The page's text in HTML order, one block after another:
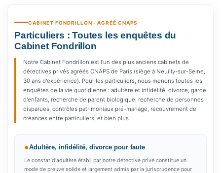
o
k
I
CABINET FONDRILLON · AGRÉÉ CNAPS
Particuliers : Toutes les enquêtes du
Cabinet Fondrillon
Notre Cabinet Fondrillon est l'un des plus anciens cabinets de
détectives privés agréés CNAPS de Paris (siège à Neuilly-sur-Seine,
30 ans d'expérience). Pour les particuliers, nous menons toutes les
enquêtes de la vie quotidienne : adultère et infidélité, divorce, garde
d'enfants, recherche de parent biologique, recherche de personnes
disparues, contrôles patrimoniaux pré-mariage, recouvrement de
créances entre particuliers, et bien plus.
Adultère, infidélité, divorce pour faute
Le constat d'adultère établi par notre détective privé constitue un
mode de preuve solide et largement admis par la jurisprudence pour